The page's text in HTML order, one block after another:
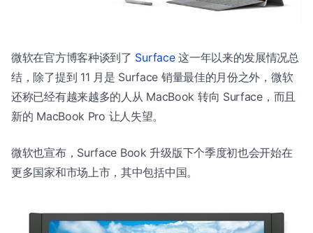
微软在官方博客种谈到了 Surface这一年以来的发展情况总
结，除了提到 11 月是 Surface 销量最佳的月份之外，微软
还称已经有越来越多的人从 MacBook 转向 Surface，而且
新的 MacBook Pro 让人失望。
微软也宣布，Surface Book 升级版下个季度初也会开始在
更多国家和市场上市，其中包括中国。